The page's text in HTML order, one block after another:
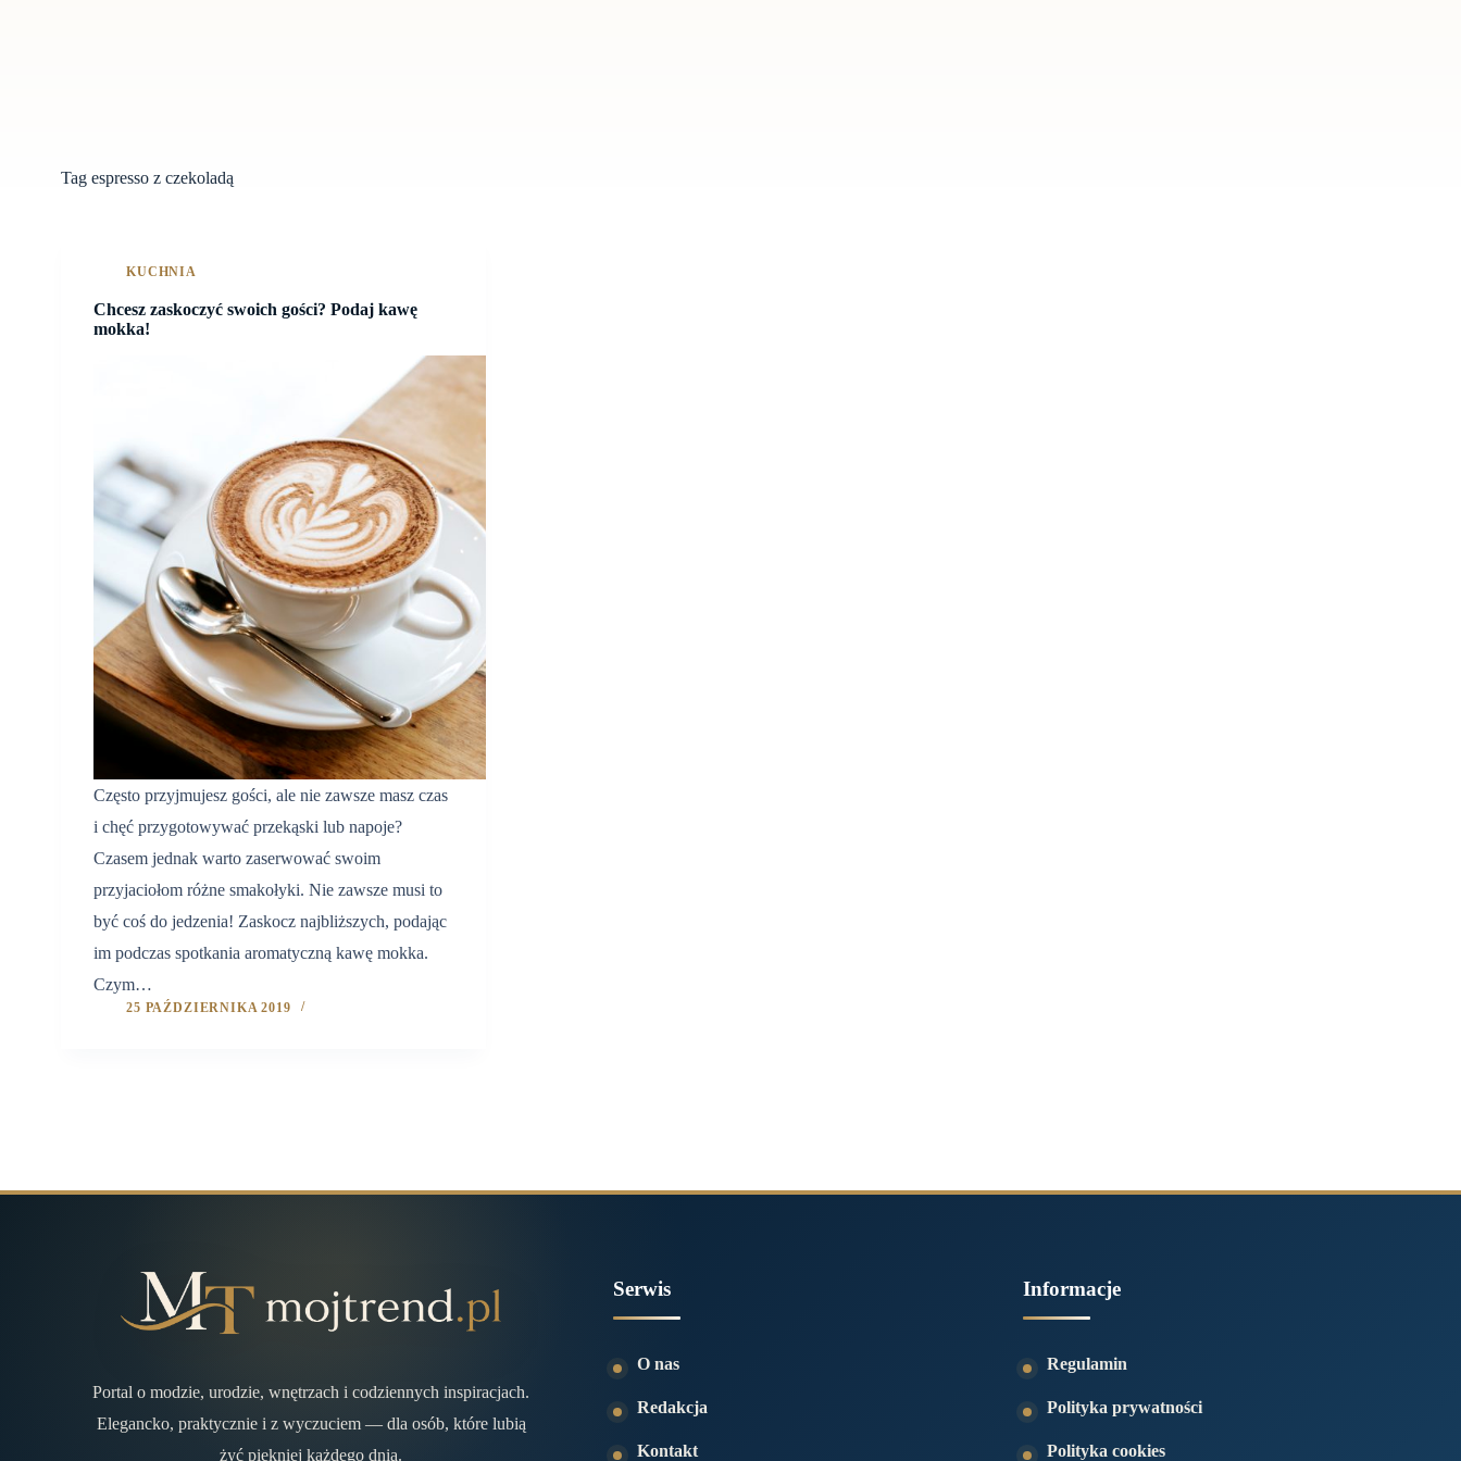
Tag espresso z czekoladą
KUCHNIA
Chcesz zaskoczyć swoich gości? Podaj kawę
mokka!
Często przyjmujesz gości, ale nie zawsze masz czas
i chęć przygotowywać przekąski lub napoje?
Czasem jednak warto zaserwować swoim
przyjaciołom różne smakołyki. Nie zawsze musi to
być coś do jedzenia! Zaskocz najbliższych, podając
im podczas spotkania aromatyczną kawę mokka.
Czym…
25 PAŹDZIERNIKA 2019
Portal o modzie, urodzie, wnętrzach i codziennych inspiracjach.
Elegancko, praktycznie i z wyczuciem — dla osób, które lubią
żyć piękniej każdego dnia.
Serwis
O nas
Redakcja
Kontakt
Informacje
Regulamin
Polityka prywatności
Polityka cookies